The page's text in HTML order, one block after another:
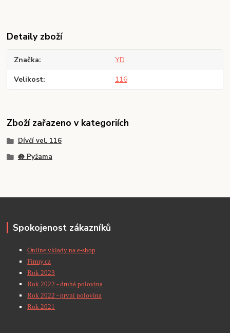
Detaily zboží
Značka YD
Velikost 116
Zboží zařazeno v kategoriích
Dívčí vel. 116
🪷 Pyžama
Spokojenost zákazníků
Online vklady na e-shop
Firmy.cz
Rok 2023
Rok 2022 - druhá polovina
Rok 2022 - první polovina
Rok 2021